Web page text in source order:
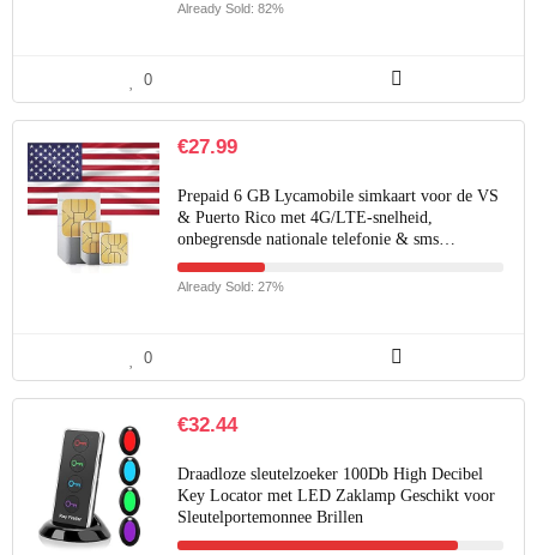
Already Sold: 82%
0
€27.99
Prepaid 6 GB Lycamobile simkaart voor de VS
& Puerto Rico met 4G/LTE-snelheid,
onbegrensde nationale telefonie & sms…
Already Sold: 27%
0
€32.44
Draadloze sleutelzoeker 100Db High Decibel
Key Locator met LED Zaklamp Geschikt voor
Sleutelportemonnee Brillen